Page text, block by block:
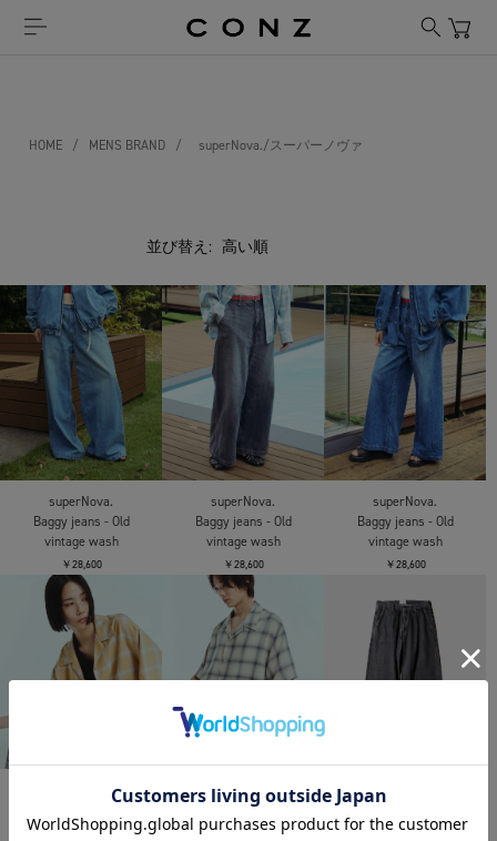
HOME / MENS BRAND / superNova./スーパーノヴァ
並び替え:
superNova.
Baggy jeans - Old
vintage wash
￥28,600
superNova.
Baggy jeans - Old
vintage wash
￥28,600
superNova.
Baggy jeans - Old
vintage wash
￥28,600
superNova.
￥25,300
superNova.
Aloha shirt
￥25,300
superNova.
Selvedge wide jeans -
Bio wash